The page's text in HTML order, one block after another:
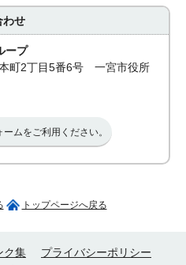
わせ
ープ
町2丁目5番6号 一宮市役所
ムをご利用ください。
トップページへ戻る
ク集
プライバシーポリシー